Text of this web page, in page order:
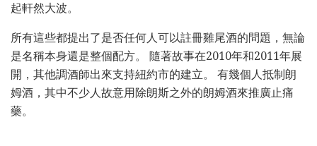
起軒然大波。
所有這些都提出了是否任何人可以註冊雞尾酒的問題，無論
是名稱本身還是整個配方。 隨著故事在2010年和2011年展
開，其他調酒師出來支持紐約市的建立。 有幾個人抵制朗
姆酒，其中不少人故意用除朗斯之外的朗姆酒來推廣止痛
藥。